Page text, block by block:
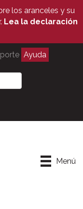
los aranceles y su
Lea la declaración
Ayuda
Menú